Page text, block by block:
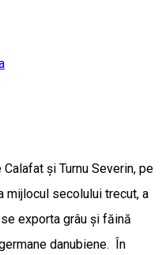
și Turnu Severin, pe
mijlocul secolului trecut, a
exporta grâu și făină
danubiene. În